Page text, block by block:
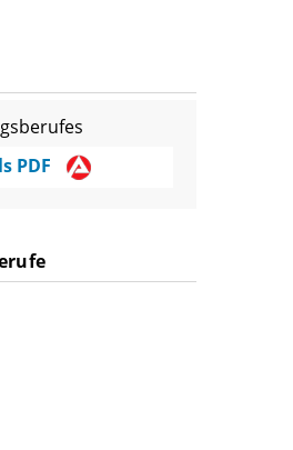
PDF